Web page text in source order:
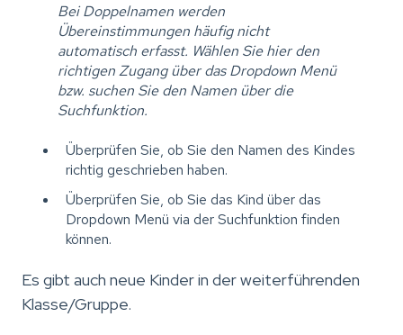
Bei Doppelnamen werden
Übereinstimmungen häufig nicht
automatisch erfasst. Wählen Sie hier den
richtigen Zugang über das Dropdown Menü
bzw. suchen Sie den Namen über die
Suchfunktion.
Überprüfen Sie, ob Sie den Namen des Kindes
richtig geschrieben haben.
Überprüfen Sie, ob Sie das Kind über das
Dropdown Menü via der Suchfunktion finden
können.
Es gibt auch neue Kinder in der weiterführenden
Klasse/Gruppe.